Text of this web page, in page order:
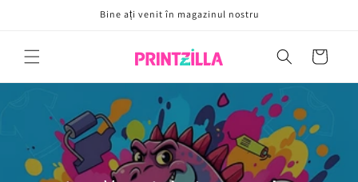
Bine ați venit în magazinul nostru
Coș